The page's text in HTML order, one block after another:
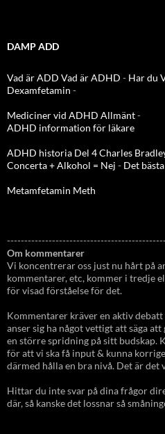
DAMP ADD
Vad är ADD Vad är ADHD - Har du
Dexamfetamin -
Mediciner vid ADHD Allmänt-
ADHD information för läkare
ADHD historia Del 4 Charles
Concerta + Alkohol = Nej - Det
Metamfetamin Meth
Om kommentarer
Vi koncentrerar oss just nu hårt på
kommentarer, etc, kommer i tredje
för visad förståelse för det.
Kommentarer kräver en aktiv
anser sig ha något vettigt att säga
en större spridning på sitt budskap.
för att vi ska få input & kunna
därmed hålla en bra nivå. Det är det
Hittar du inte svar på dina frågor
där, så kanske det lossnar så